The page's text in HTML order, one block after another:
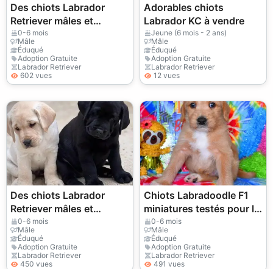
Des chiots Labrador
Retriever mâles et
femelles sont offerts en
cadeau.
0-6 mois
Mâle
Éduqué
Adoption Gratuite
Labrador Retriever
602 vues
Adorables chiots
Labrador KC à vendre
Jeune (6 mois - 2 ans)
Mâle
Éduqué
Adoption Gratuite
Labrador Retriever
12 vues
Des chiots Labrador
Retriever mâles et
femelles sont offerts en
cadeau.
0-6 mois
Mâle
Éduqué
Adoption Gratuite
Labrador Retriever
450 vues
Chiots Labradoodle F1
miniatures testés pour la
santé
0-6 mois
Mâle
Éduqué
Adoption Gratuite
Labrador Retriever
491 vues